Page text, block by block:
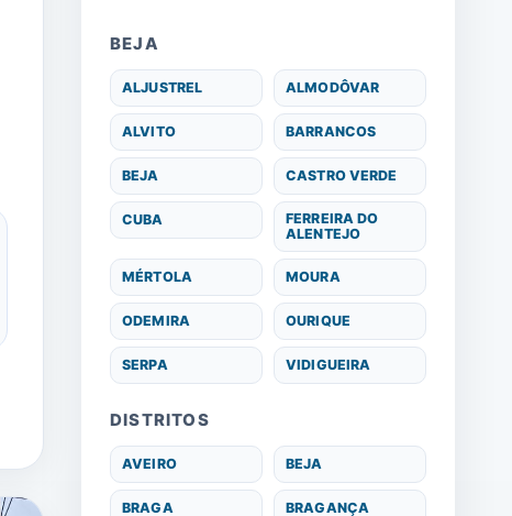
BEJA
ALJUSTREL ALMODÔVAR
ALVITO BARRANCOS
BEJA CASTRO VERDE
CUBA
FERREIRA DO
ALENTEJO
MÉRTOLA MOURA
ODEMIRA OURIQUE
SERPA VIDIGUEIRA
DISTRITOS
AVEIRO BEJA
BRAGA BRAGANÇA